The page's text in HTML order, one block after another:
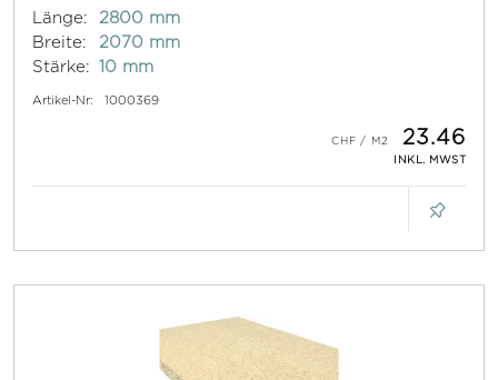
Länge:
2800 mm
Breite:
2070 mm
Stärke: 10 mm
Artikel-Nr: 1000369
23.46
INKL. MWST